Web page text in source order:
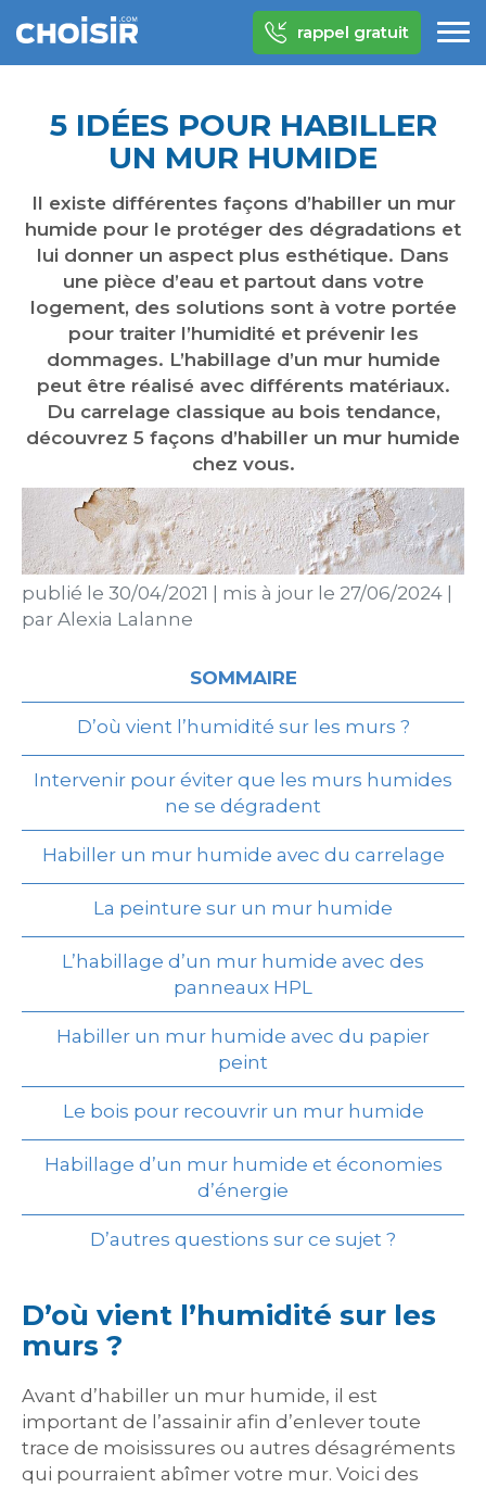
rappel gratuit
5 IDÉES POUR HABILLER
UN MUR HUMIDE
Il existe différentes façons d’habiller un mur
humide pour le protéger des dégradations et
lui donner un aspect plus esthétique. Dans
une pièce d’eau et partout dans votre
logement, des solutions sont à votre portée
pour traiter l’humidité et prévenir les
dommages. L’habillage d’un mur humide
peut être réalisé avec différents matériaux.
Du carrelage classique au bois tendance,
découvrez 5 façons d’habiller un mur humide
chez vous.
publié le 30/04/2021 mis à jour le 27/06/2024
par Alexia Lalanne
SOMMAIRE
D’où vient l’humidité sur les murs ?
Intervenir pour éviter que les murs humides
ne se dégradent
Habiller un mur humide avec du carrelage
La peinture sur un mur humide
L’habillage d’un mur humide avec des
panneaux HPL
Habiller un mur humide avec du papier
peint
Le bois pour recouvrir un mur humide
Habillage d’un mur humide et économies
d’énergie
D’autres questions sur ce sujet ?
D’où vient l’humidité sur les
murs ?
Avant d’habiller un mur humide, il est
important de l’assainir afin d’enlever toute
trace de moisissures ou autres désagréments
qui pourraient abîmer votre mur. Voici des